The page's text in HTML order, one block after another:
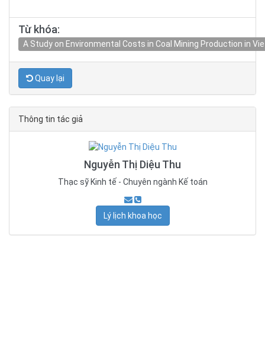
Từ khóa:
A Study on Environmental Costs in Coal Mining Production in
Quay lại
Thông tin tác giả
Nguyễn Thị Diệu Thu
Thạc sỹ Kinh tế - Chuyên ngành Kế toán
Lý lịch khoa học